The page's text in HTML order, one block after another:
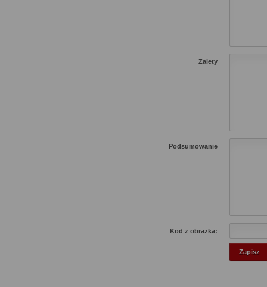
Zalety
Podsumowanie
Kod z obrazka: